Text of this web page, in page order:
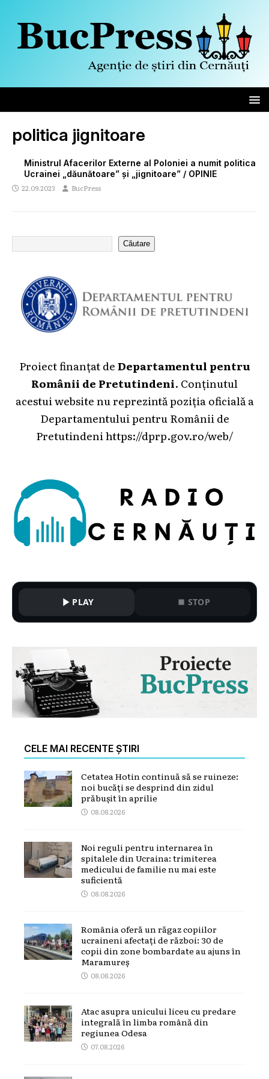
politica jignitoare
Ministrul Afacerilor Externe al Poloniei a numit politica
Ucrainei „dăunătoare” și „jignitoare” / OPINIE
22.09.2023 BucPress
Căutare
Proiect finanțat deDepartamentul pentru
Românii de Pretutindeni. Conținutul
acestui website nu reprezintă poziția oficială a
Departamentului pentru Românii de
Pretutindeni https://dprp.gov.ro/web/
PLAY STOP
CELE MAI RECENTE ȘTIRI
Cetatea Hotin continuă să se ruineze:
noi bucăți se desprind din zidul
prăbușit în aprilie
08.08.2026
Noi reguli pentru internarea în
spitalele din Ucraina: trimiterea
medicului de familie nu mai este
suficientă
08.08.2026
România oferă un răgaz copiilor
ucraineni afectați de război: 30 de
copii din zone bombardate au ajuns în
Maramureș
08.08.2026
Atac asupra unicului liceu cu predare
integrală în limba română din
regiunea Odesa
07.08.2026